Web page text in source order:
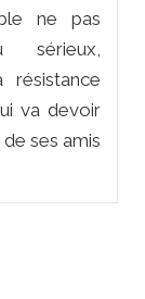
ne pas
résistance
va devoir
ses amis